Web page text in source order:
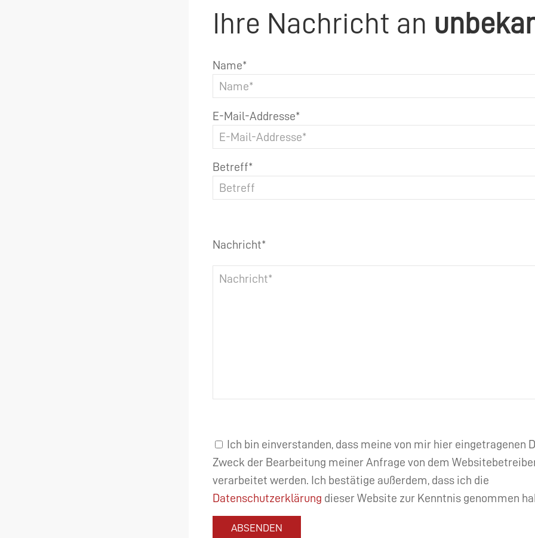
Ihre Nachricht an
Name*
E-Mail-Addresse*
Betreff*
Nachricht*
Ich bin einverstanden, dass meine von mir hier eingetragenen
Zweck der Bearbeitung meiner Anfrage von dem
verarbeitet werden. Ich bestätige außerdem, dass ich die
Datenschutzerklärung dieser Website zur Kenntnis genommen
ABSENDEN